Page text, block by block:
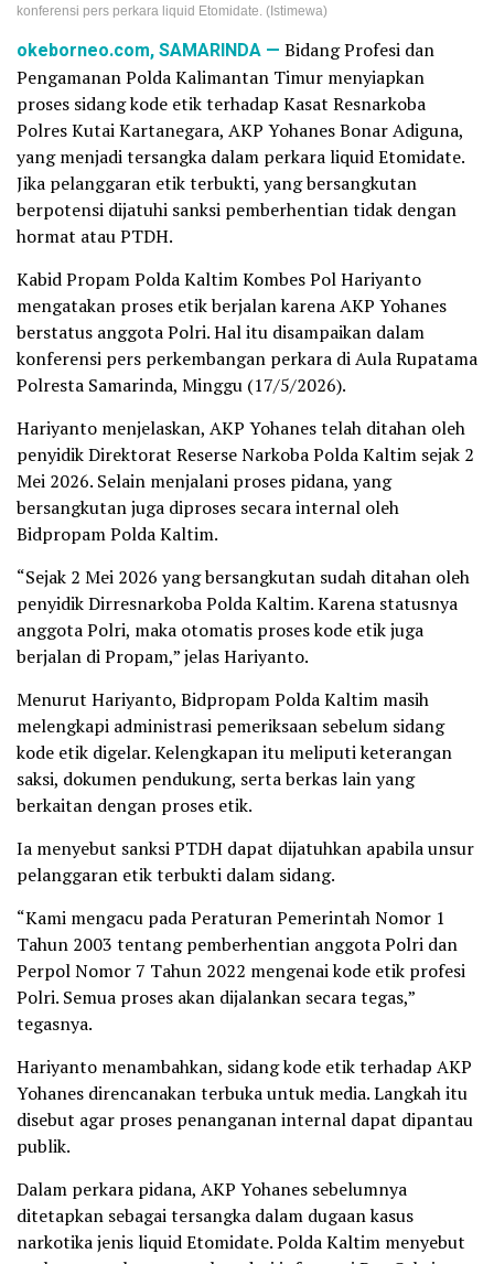
konferensi pers perkara liquid Etomidate. (Istimewa)
okeborneo.com, SAMARINDA — Bidang Profesi dan
Pengamanan Polda Kalimantan Timur menyiapkan
proses sidang kode etik terhadap Kasat Resnarkoba
Polres Kutai Kartanegara, AKP Yohanes Bonar Adiguna,
yang menjadi tersangka dalam perkara liquid Etomidate.
Jika pelanggaran etik terbukti, yang bersangkutan
berpotensi dijatuhi sanksi pemberhentian tidak dengan
hormat atau PTDH.
Kabid Propam Polda Kaltim Kombes Pol Hariyanto
mengatakan proses etik berjalan karena AKP Yohanes
berstatus anggota Polri. Hal itu disampaikan dalam
konferensi pers perkembangan perkara di Aula Rupatama
Polresta Samarinda, Minggu (17/5/2026).
Hariyanto menjelaskan, AKP Yohanes telah ditahan oleh
penyidik Direktorat Reserse Narkoba Polda Kaltim sejak 2
Mei 2026. Selain menjalani proses pidana, yang
bersangkutan juga diproses secara internal oleh
Bidpropam Polda Kaltim.
“Sejak 2 Mei 2026 yang bersangkutan sudah ditahan oleh
penyidik Dirresnarkoba Polda Kaltim. Karena statusnya
anggota Polri, maka otomatis proses kode etik juga
berjalan di Propam,” jelas Hariyanto.
Menurut Hariyanto, Bidpropam Polda Kaltim masih
melengkapi administrasi pemeriksaan sebelum sidang
kode etik digelar. Kelengkapan itu meliputi keterangan
saksi, dokumen pendukung, serta berkas lain yang
berkaitan dengan proses etik.
Ia menyebut sanksi PTDH dapat dijatuhkan apabila unsur
pelanggaran etik terbukti dalam sidang.
“Kami mengacu pada Peraturan Pemerintah Nomor 1
Tahun 2003 tentang pemberhentian anggota Polri dan
Perpol Nomor 7 Tahun 2022 mengenai kode etik profesi
Polri. Semua proses akan dijalankan secara tegas,”
tegasnya.
Hariyanto menambahkan, sidang kode etik terhadap AKP
Yohanes direncanakan terbuka untuk media. Langkah itu
disebut agar proses penanganan internal dapat dipantau
publik.
Dalam perkara pidana, AKP Yohanes sebelumnya
ditetapkan sebagai tersangka dalam dugaan kasus
narkotika jenis liquid Etomidate. Polda Kaltim menyebut